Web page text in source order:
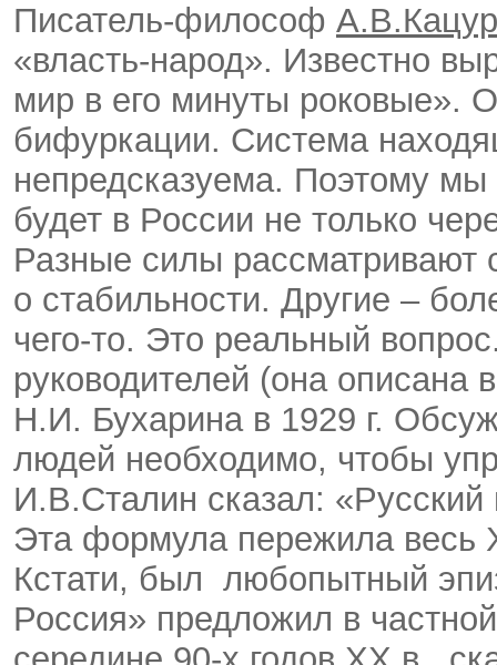
Писатель-философ
«власть-народ». Известно
мир в его минуты роковые».
бифуркации. Система
непредсказуема. Поэтому
будет в России не только
Разные силы рассматривают
о стабильности. Другие –
чего-то. Это реальный
руководителей (она описана
Н.И. Бухарина в 1929 г.
людей необходимо, чтобы
И.В.Сталин сказал:
Эта формула пережила весь
Кстати, был любопытный
Россия» предложил в